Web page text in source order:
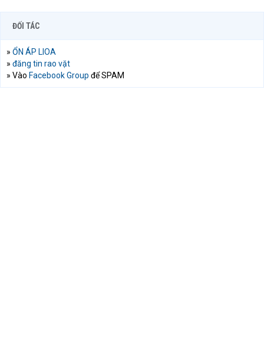
ĐỐI TÁC
» ỔN ÁP LIOA
» đăng tin rao vặt
» Vào Facebook Group để SPAM